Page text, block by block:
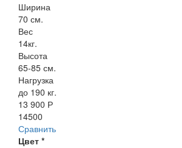
Ширина
70 см.
Вес
14кг.
Высота
65-85 см.
Нагрузка
до 190 кг.
13 900 Р
14500
Сравнить
Цвет *